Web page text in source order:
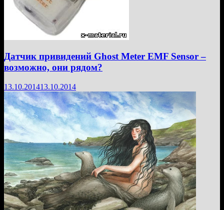
Датчик привидений Ghost Meter EMF Sensor –
возможно, они рядом?
13.10.201413.10.2014